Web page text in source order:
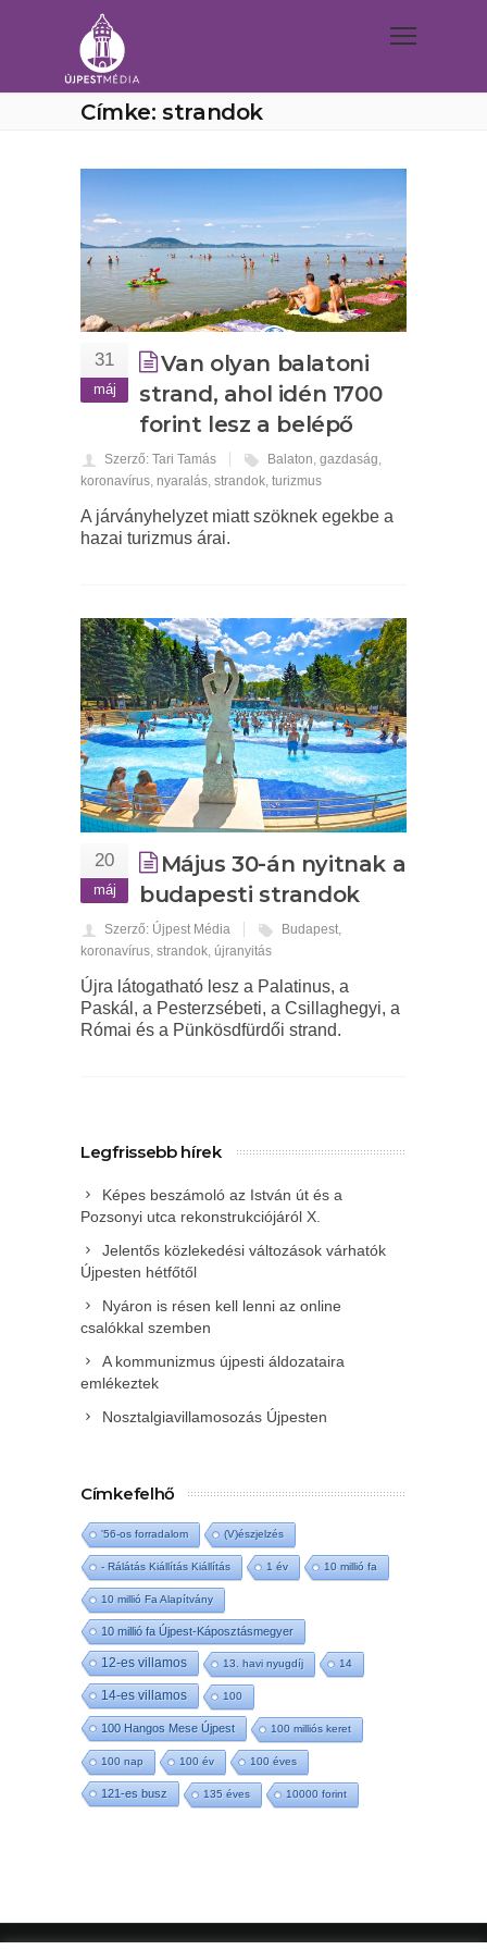
Címke: strandok
31
máj
Van olyan balatoni
strand, ahol idén 1700
forint lesz a belépő
Szerző: Tari Tamás Balaton, gazdaság,
koronavírus, nyaralás, strandok, turizmus
A járványhelyzet miatt szöknek egekbe a
hazai turizmus árai.
20
máj
Május 30-án nyitnak a
budapesti strandok
Szerző: Újpest Média Budapest,
koronavírus, strandok, újranyitás
Újra látogatható lesz a Palatinus, a
Paskál, a Pesterzsébeti, a Csillaghegyi, a
Római és a Pünkösdfürdői strand.
Legfrissebb hírek
Képes beszámoló az István út és a
Pozsonyi utca rekonstrukciójáról X.
Jelentős közlekedési változások várhatók
Újpesten hétfőtől
Nyáron is résen kell lenni az online
csalókkal szemben
A kommunizmus újpesti áldozataira
emlékeztek
Nosztalgiavillamosozás Újpesten
Címkefelhő
'56-os forradalom (V)észjelzés
- Rálátás Kiállítás Kiállítás 1 év 10 millió fa
10 millió Fa Alapítvány
10 millió fa Újpest-Káposztásmegyer
12-es villamos 13. havi nyugdíj 14
14-es villamos 100
100 Hangos Mese Újpest 100 milliós keret
100 nap 100 év 100 éves
121-es busz 135 éves 10000 forint